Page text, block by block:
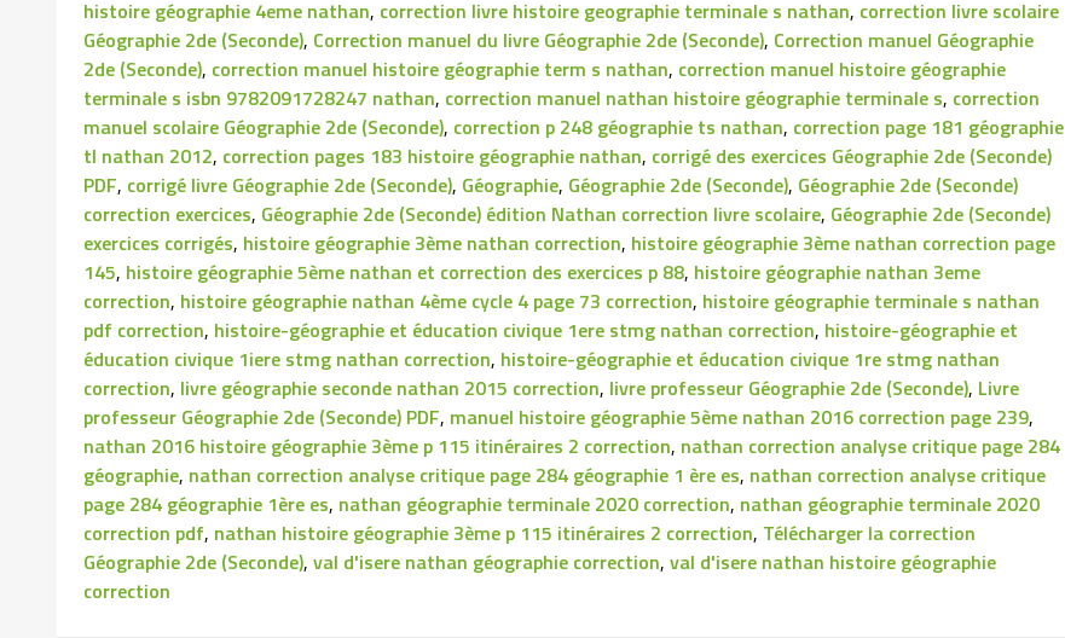
histoire géographie 4eme nathan, correction livre histoire geographie terminale s nathan, correction livre scolaire
Géographie 2de (Seconde), Correction manuel du livre Géographie 2de (Seconde), Correction manuel Géographie
2de (Seconde), correction manuel histoire géographie term s nathan, correction manuel histoire géographie
terminale s isbn 9782091728247 nathan, correction manuel nathan histoire géographie terminale s, correction
manuel scolaire Géographie 2de (Seconde), correction p 248 géographie ts nathan, correction page 181 géographie
tl nathan 2012, correction pages 183 histoire géographie nathan, corrigé des exercices Géographie 2de (Seconde)
PDF, corrigé livre Géographie 2de (Seconde), Géographie, Géographie 2de (Seconde), Géographie 2de (Seconde)
correction exercices, Géographie 2de (Seconde) édition Nathan correction livre scolaire, Géographie 2de (Seconde)
exercices corrigés, histoire géographie 3ème nathan correction, histoire géographie 3ème nathan correction page
145, histoire géographie 5ème nathan et correction des exercices p 88, histoire géographie nathan 3eme
correction, histoire géographie nathan 4ème cycle 4 page 73 correction, histoire géographie terminale s nathan
pdf correction, histoire-géographie et éducation civique 1ere stmg nathan correction, histoire-géographie et
éducation civique 1iere stmg nathan correction, histoire-géographie et éducation civique 1re stmg nathan
correction, livre géographie seconde nathan 2015 correction, livre professeur Géographie 2de (Seconde), Livre
professeur Géographie 2de (Seconde) PDF, manuel histoire géographie 5ème nathan 2016 correction page 239,
nathan 2016 histoire géographie 3ème p 115 itinéraires 2 correction, nathan correction analyse critique page 284
géographie, nathan correction analyse critique page 284 géographie 1 ère es, nathan correction analyse critique
page 284 géographie 1ère es, nathan géographie terminale 2020 correction, nathan géographie terminale 2020
correction pdf, nathan histoire géographie 3ème p 115 itinéraires 2 correction, Télécharger la correction
Géographie 2de (Seconde),val d'isere nathan géographie correction,val d'isere nathan histoire géographie
correction